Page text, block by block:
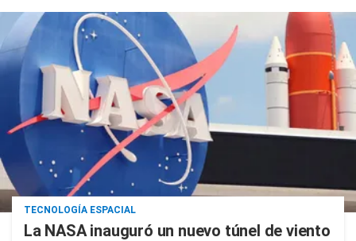
TECNOLOGÍA ESPACIAL
La NASA inauguró un nuevo túnel de viento